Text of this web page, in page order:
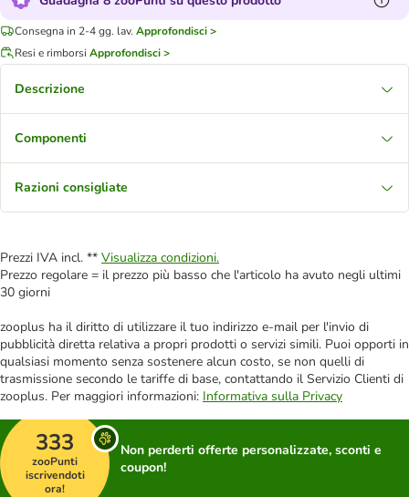
Consegna in 2-4 gg. lav. Approfondisci >
Resi e rimborsi Approfondisci >
Descrizione
Componenti
Razioni consigliate
Prezzi IVA incl. ** Visualizza condizioni.
Prezzo regolare = il prezzo più basso che l'articolo ha avuto negli ultimi
30 giorni
zooplus ha il diritto di utilizzare il tuo indirizzo e-mail per l'invio di
pubblicità diretta relativa a propri prodotti o servizi simili. Puoi opporti in
qualsiasi momento senza sostenere alcun costo, se non quelli di
trasmissione secondo le tariffe di base, contattando il Servizio Clienti di
zooplus. Per maggiori informazioni: Informativa sulla Privacy
333
zooPunti
iscrivendoti
ora!
Non perderti offerte personalizzate, sconti e
coupon!